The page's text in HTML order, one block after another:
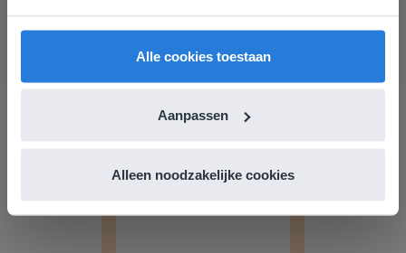
Alle cookies toestaan
Aanpassen
Alleen noodzakelijke cookies
English
Vlaanderen